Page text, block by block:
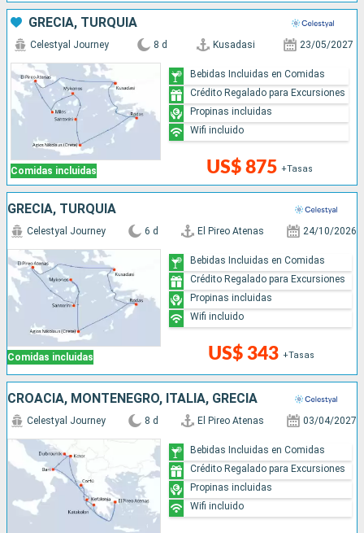
GRECIA, TURQUÍA
Comidas incluidas
Celestyal Journey 8 d Kusadasi 23/05/2027
US$ 875 +Tasas
Bebidas Incluidas en Comidas
Crédito Regalado para Excursiones
Propinas incluidas
Wifi incluido
GRECIA, TURQUÍA
Comidas incluidas
Celestyal Journey 6 d El Pireo Atenas 24/10/2026
US$ 343 +Tasas
Bebidas Incluidas en Comidas
Crédito Regalado para Excursiones
Propinas incluidas
Wifi incluido
CROACIA, MONTENEGRO, ITALIA, GRECIA
Celestyal Journey 8 d El Pireo Atenas 03/04/2027
Bebidas Incluidas en Comidas
Crédito Regalado para Excursiones
Propinas incluidas
Wifi incluido